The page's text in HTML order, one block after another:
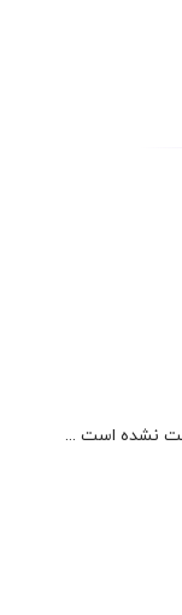
نشده است ...